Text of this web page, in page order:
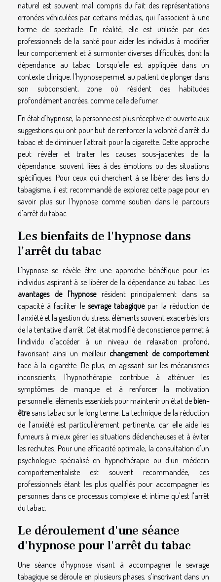
naturel est souvent mal compris du fait des représentations
erronées véhiculées par certains médias, qui l'associent à une
forme de spectacle. En réalité, elle est utilisée par des
professionnels de la santé pour aider les individus à modifier
leur comportement et à surmonter diverses difficultés, dont la
dépendance au tabac. Lorsqu'elle est appliquée dans un
contexte clinique, l'hypnose permet au patient de plonger dans
son subconscient, zone où résident des habitudes
profondément ancrées, comme celle de fumer.
En état d'hypnose, la personne est plus réceptive et ouverte aux
suggestions qui ont pour but de renforcer la volonté d'arrêt du
tabac et de diminuer l'attrait pour la cigarette. Cette approche
peut révéler et traiter les causes sous-jacentes de la
dépendance, souvent liées à des émotions ou des situations
spécifiques. Pour ceux qui cherchent à se libérer des liens du
tabagisme, il est recommandé de explorez cette page pour en
savoir plussur l'hypnose comme soutien dans le parcours
d'arrêt du tabac.
Les bienfaits de l'hypnose dans
l'arrêt du tabac
L'hypnose se révèle être une approche bénéfique pour les
individus aspirant à se libérer de la dépendance au tabac. Les
avantages de l'hypnoserésident principalement dans sa
capacité à faciliter le sevrage tabagiquepar la réduction de
l’anxiété et la gestion du stress, éléments souvent exacerbés lors
de la tentative d’arrêt. Cet état modifié de conscience permet à
l'individu d'accéder à un niveau de relaxation profond,
favorisant ainsi un meilleur changement de comportement
face à la cigarette. De plus, en agissant sur les mécanismes
inconscients, l'hypnothérapie contribue à atténuer les
symptômes de manque et à renforcer la motivation
personnelle, éléments essentiels pour maintenir un état debien-
êtresans tabac sur le long terme. La technique de la réduction
de l’anxiété est particulièrement pertinente, car elle aide les
fumeurs à mieux gérer les situations déclencheuses et à éviter
les rechutes. Pour une efficacité optimale, la consultation d'un
psychologue spécialisé en hypnothérapie ou d'un médecin
comportementaliste est souvent recommandée, ces
professionnels étant les plus qualifiés pour accompagner les
personnes dans ce processus complexe et intime qu'est l'arrêt
du tabac.
Le déroulement d'une séance
d'hypnose pour l'arrêt du tabac
Une séance d'hypnose visant à accompagner le sevrage
tabagique se déroule en plusieurs phases, s'inscrivant dans un